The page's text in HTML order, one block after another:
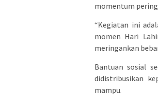
momentum
“Kegiatan ini
momen Hari
meringankan
Bantuan sosial
didistribusikan
mampu.